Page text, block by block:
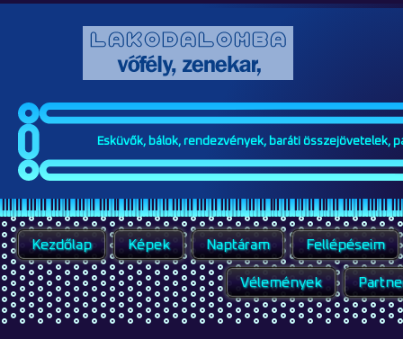
Esküvők, bálok, rendezvények, baráti összejövetelek,
Kezdőlap Képek Naptáram Fellépéseim
Vélemények